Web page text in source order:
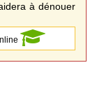
à dénouer